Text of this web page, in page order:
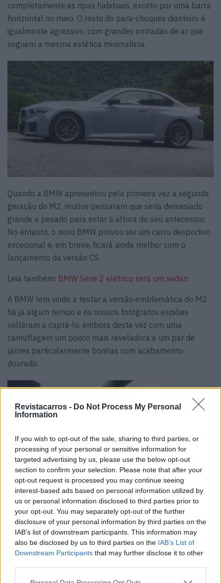
Revistacarros - Do Not Process My Personal
Information
If you wish to opt-out of the sale, sharing to third parties, or
processing of your personal or sensitive information for
targeted advertising by us, please use the below opt-out
section to confirm your selection. Please note that after your
opt-out request is processed you may continue seeing
interest-based ads based on personal information utilized by
us or personal information disclosed to third parties prior to
your opt-out. You may separately opt-out of the further
disclosure of your personal information by third parties on the
IAB’s list of downstream participants. This information may
also be disclosed by us to third parties on the IAB’s List of
Downstream Participants that may further disclose it to other
completamente as ripas habituais, exceto por uma barra
horizontal no meio. O resto do para-choques dianteiro é
igualmente agressivo, com grandes entradas de ar que
seguem a mesma estética minimalista.
Quando a BMW apresentou pela primeira vez a segunda
geração do M2, muitos pensaram que seria demasiado
grande e pesado para estar à altura do seu antecessor.
No entanto, o novo BMW provou ser um carro desportivo
excecional e, em breve, ficará ainda melhor com o
lançamento da versão CS.
Leia também: BMW Série 2 elétrico será um sedan
A BMW tem vindo a testar a versão emblemática do M2
há já algum tempo e os nossos fotógrafos espiões
voltaram a captá-lo, embora desta vez com uma
camuflagem um pouco mais reveladora e um par de
jantes particularmente bonitas com acabamento
dourado.
Para garantir que esta versão melhorada do M2 faz jus
ao emblema CS, o para-choques dianteiro foi
significativamente alterado com um novo divisor mais